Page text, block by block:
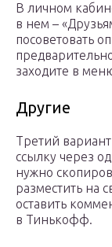
В личном
в нем –
посоветовать
заходите в
Другие
Третий
ссылку через
нужно
разместить на
оставить
в Тинькофф.